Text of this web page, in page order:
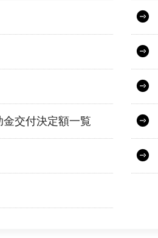
交付決定額一覧